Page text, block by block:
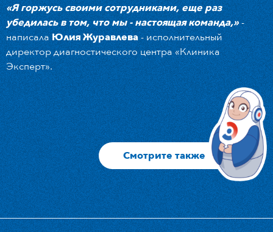
«Я горжусь своими сотрудниками, еще раз
убедилась в том, что мы - настоящая команда,»-
написалаЮлия Журавлева- исполнительный
директор диагностического центра «Клиника
Эксперт».
Смотрите также